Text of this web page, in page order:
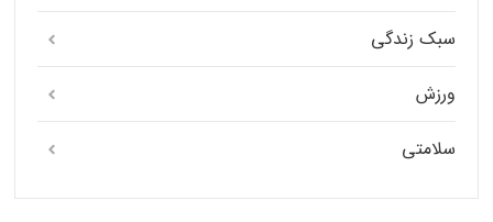
سبک زندگی
ورزش
سلامتی